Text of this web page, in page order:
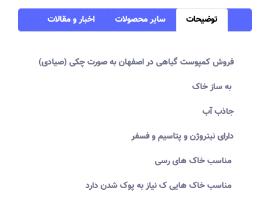
توضیحات سایر محصولات اخبار و مقالات
فروش کمپوست گیاهی در اصفهان به صورت چکی (صیادی)
جاذب آب
دارای نیتروژن و پتاسیم و فسفر